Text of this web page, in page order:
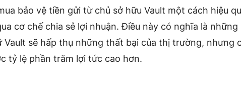
bảo vệ tiền gửi từ chủ sở hữu Vault một cách hiệu
cơ chế chia sẻ lợi nhuận. Điều này có nghĩa là những
Vault sẽ hấp thụ những thất bại của thị trường, nhưng
tỷ lệ phần trăm lợi tức cao hơn.